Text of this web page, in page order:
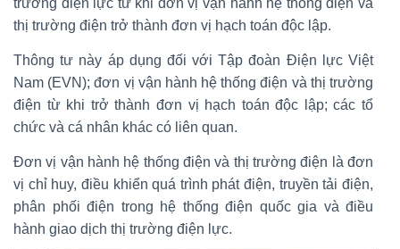
trường điện lực từ khi đơn vị vận hành hệ thống điện và
thị trường điện trở thành đơn vị hạch toán độc lập.
Thông tư này áp dụng đối với Tập đoàn Điện lực Việt
Nam (EVN); đơn vị vận hành hệ thống điện và thị trường
điện từ khi trở thành đơn vị hạch toán độc lập; các tổ
chức và cá nhân khác có liên quan.
Đơn vị vận hành hệ thống điện và thị trường điện là đơn
vị chỉ huy, điều khiển quá trình phát điện, truyền tải điện,
phân phối điện trong hệ thống điện quốc gia và điều
hành giao dịch thị trường điện lực.